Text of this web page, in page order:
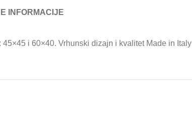
INFORMACIJE
i 60×40. Vrhunski dizajn i kvalitet Made in Italy